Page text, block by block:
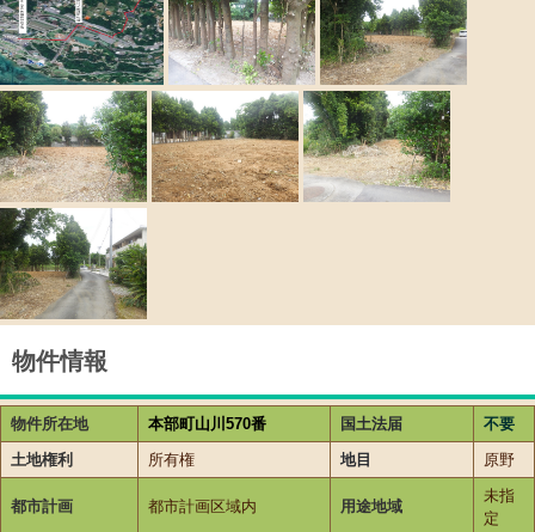
物件情報
物件所在地 本部町山川570番 国土法届
不要
土地権利
所有権 地目 原野
都市計画 都市計画区域内 用途地域
未指
定